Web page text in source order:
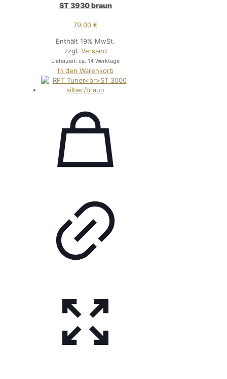
ST 3930 braun
79,00 €
Enthält 19% MwSt.
zzgl. Versand
Lieferzeit: ca. 14 Werktage
In den Warenkorb